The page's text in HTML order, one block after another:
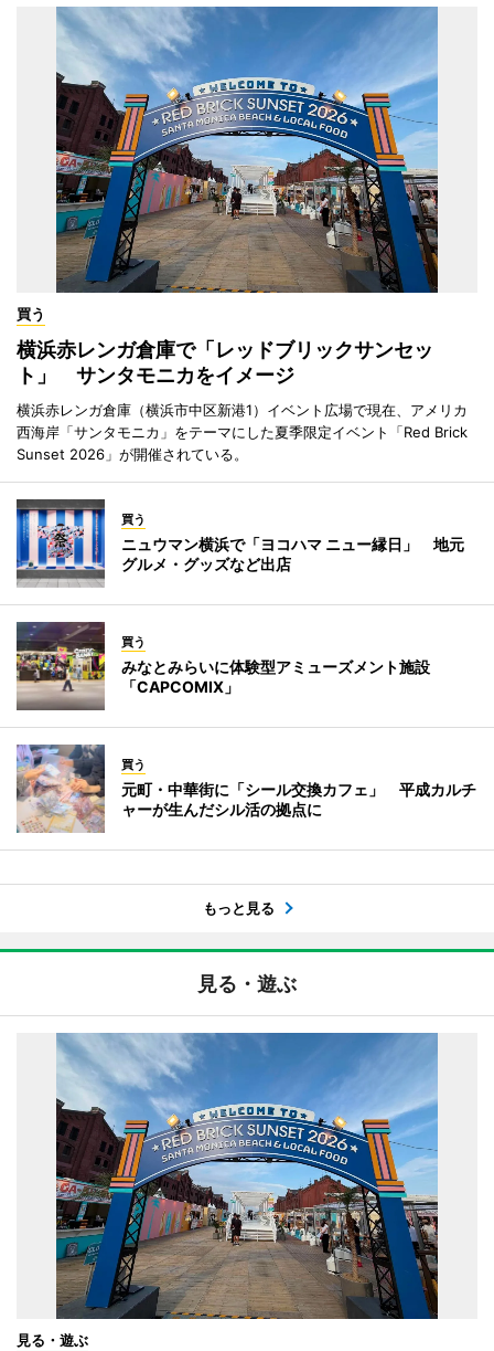
買う
横浜赤レンガ倉庫で「レッドブリックサンセッ
ト」 サンタモニカをイメージ
横浜赤レンガ倉庫（横浜市中区新港1）イベント広場で現在、アメリカ
西海岸「サンタモニカ」をテーマにした夏季限定イベント「Red Brick
Sunset 2026」が開催されている。
買う
ニュウマン横浜で「ヨコハマ ニュー縁日」 地元
グルメ・グッズなど出店
買う
みなとみらいに体験型アミューズメント施設
「CAPCOMIX」
買う
元町・中華街に「シール交換カフェ」 平成カルチ
ャーが生んだシル活の拠点に
もっと見る
見る・遊ぶ
見る・遊ぶ